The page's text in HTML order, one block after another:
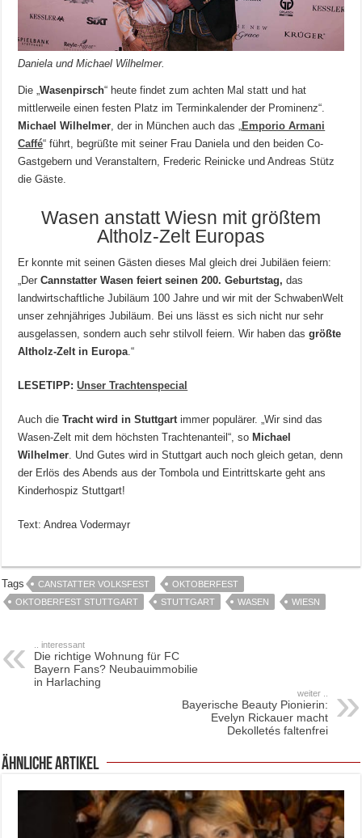
Daniela und Michael Wilhelmer.
Die „Wasenpirsch“ heute findet zum achten Mal statt und hat
mittlerweile einen festen Platz im Terminkalender der Prominenz“.
Michael Wilhelmer , der in München auch das „Emporio Armani
Caffé“ führt, begrüßte mit seiner Frau Daniela und den beiden Co-
Gastgebern und Veranstaltern, Frederic Reinicke und Andreas Stütz
die Gäste.
Wasen anstatt Wiesn mit größtem
Altholz-Zelt Europas
Er konnte mit seinen Gästen dieses Mal gleich drei Jubiläen feiern:
„DerCannstatter Wasen feiert seinen 200. Geburtstag, das
landwirtschaftliche Jubiläum 100 Jahre und wir mit der SchwabenWelt
unser zehnjähriges Jubiläum. Bei uns lässt es sich nicht nur sehr
ausgelassen, sondern auch sehr stilvoll feiern. Wir haben dasgrößte
Altholz-Zelt in Europa .“
LESETIPP:Unser Trachtenspecial
Auch dieTracht wird in Stuttgart immer populärer. „Wir sind das
Wasen-Zelt mit dem höchsten Trachtenanteil“, soMichael
Wilhelmer . Und Gutes wird in Stuttgart auch noch gleich getan, denn
der Erlös des Abends aus der Tombola und Eintrittskarte geht ans
Kinderhospiz Stuttgart!
Text: Andrea Vodermayr
Tags CANSTATTER VOLKSFEST
OKTOBERFEST
OKTOBERFEST STUTTGART
STUTTGART WASEN WIESN
.. interessant
Die richtige Wohnung für FC
Bayern Fans? Neubauimmobilie
in Harlaching
weiter ..
Bayerische Beauty Pionierin:
Evelyn Rickauer macht
Dekolletés faltenfrei
ähnliche Artikel